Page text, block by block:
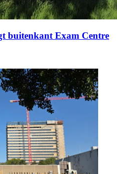
buitenkant Exam Centre